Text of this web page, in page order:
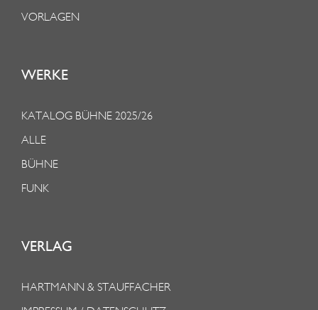
VORLAGEN
WERKE
KATALOG BÜHNE 2025/26
ALLE
BÜHNE
FUNK
VERLAG
HARTMANN & STAUFFACHER